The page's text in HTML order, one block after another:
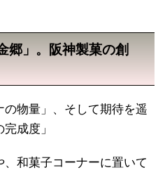
郷」。阪神製菓の創
物量」、そして期待を遥
成度」
和菓子コーナーに置いて